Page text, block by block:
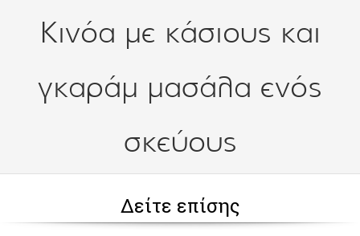
Κινόα με κάσιους και
γκαράμ μασάλα ενός
σκεύους
Δείτε επίσης